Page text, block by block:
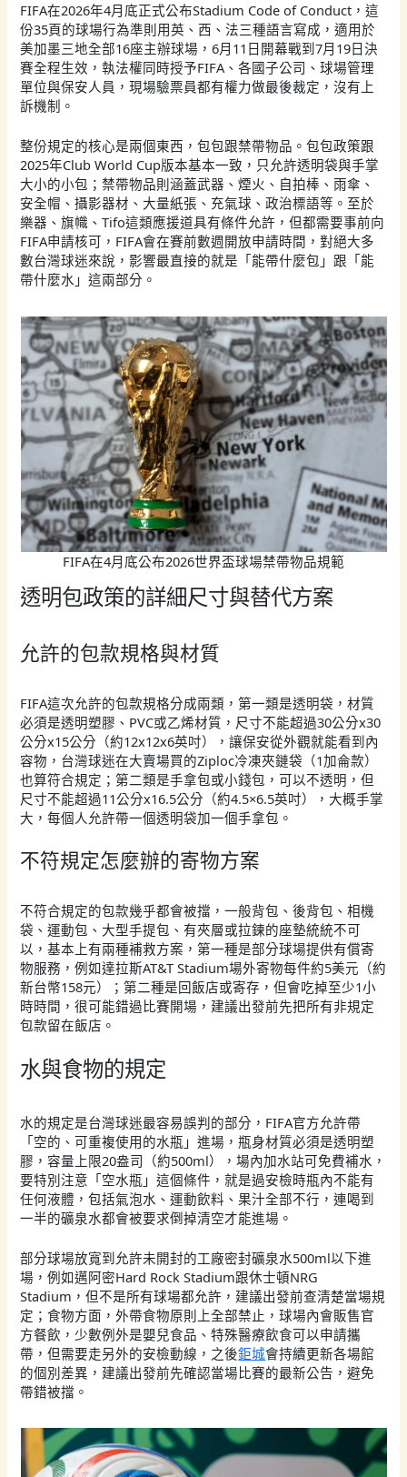
FIFA在2026年4月底正式公布Stadium Code of Conduct，這
份35頁的球場行為準則用英、西、法三種語言寫成，適用於
美加墨三地全部16座主辦球場，6月11日開幕戰到7月19日決
賽全程生效，執法權同時授予FIFA、各國子公司、球場管理
單位與保安人員，現場驗票員都有權力做最後裁定，沒有上
訴機制。
整份規定的核心是兩個東西，包包跟禁帶物品。包包政策跟
2025年Club World Cup版本基本一致，只允許透明袋與手掌
大小的小包；禁帶物品則涵蓋武器、煙火、自拍棒、雨傘、
安全帽、攝影器材、大量紙張、充氣球、政治標語等。至於
樂器、旗幟、Tifo這類應援道具有條件允許，但都需要事前向
FIFA申請核可，FIFA會在賽前數週開放申請時間，對絕大多
數台灣球迷來說，影響最直接的就是「能帶什麼包」跟「能
帶什麼水」這兩部分。
FIFA在4月底公布2026世界盃球場禁帶物品規範
透明包政策的詳細尺寸與替代方案
允許的包款規格與材質
FIFA這次允許的包款規格分成兩類，第一類是透明袋，材質
必須是透明塑膠、PVC或乙烯材質，尺寸不能超過30公分x30
公分x15公分（約12x12x6英吋），讓保安從外觀就能看到內
容物，台灣球迷在大賣場買的Ziploc冷凍夾鏈袋（1加侖款）
也算符合規定；第二類是手拿包或小錢包，可以不透明，但
尺寸不能超過11公分x16.5公分（約4.5×6.5英吋），大概手掌
大，每個人允許帶一個透明袋加一個手拿包。
不符規定怎麼辦的寄物方案
不符合規定的包款幾乎都會被擋，一般背包、後背包、相機
袋、運動包、大型手提包、有夾層或拉鍊的座墊統統不可
以，基本上有兩種補救方案，第一種是部分球場提供有償寄
物服務，例如達拉斯AT&T Stadium場外寄物每件約5美元（約
新台幣158元）；第二種是回飯店或寄存，但會吃掉至少1小
時時間，很可能錯過比賽開場，建議出發前先把所有非規定
包款留在飯店。
水與食物的規定
水的規定是台灣球迷最容易誤判的部分，FIFA官方允許帶
「空的、可重複使用的水瓶」進場，瓶身材質必須是透明塑
膠，容量上限20盎司（約500ml），場內加水站可免費補水，
要特別注意「空水瓶」這個條件，就是過安檢時瓶內不能有
任何液體，包括氣泡水、運動飲料、果汁全部不行，連喝到
一半的礦泉水都會被要求倒掉清空才能進場。
部分球場放寬到允許未開封的工廠密封礦泉水500ml以下進
場，例如邁阿密Hard Rock Stadium跟休士頓NRG
Stadium，但不是所有球場都允許，建議出發前查清楚當場規
定；食物方面，外帶食物原則上全部禁止，球場內會販售官
方餐飲，少數例外是嬰兒食品、特殊醫療飲食可以申請攜
帶，但需要走另外的安檢動線，之後鉅城會持續更新各場館
的個別差異，建議出發前先確認當場比賽的最新公告，避免
帶錯被擋。